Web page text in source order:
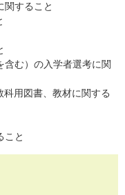
すること
む）の入学者選考に関
用図書、教材に関する
こと